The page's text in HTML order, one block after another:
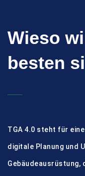
Wieso
besten
TGA 4.0 steht für
digitale Planung und
Gebäudeausrüstung,